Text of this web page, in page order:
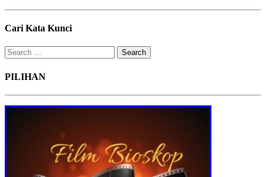
Cari Kata Kunci
Search
for:
PILIHAN